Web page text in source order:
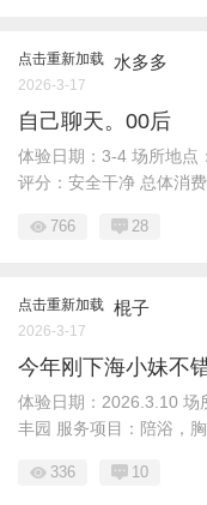
点击重新加载 水多多
2026-3-17
自己聊天。00后
体验日期：3-4 场所地点
评分：安全干净 总体消费
766 28
点击重新加载 棍子
2026-3-17
今年刚下海小妹不
体验日期：2026.3.10 场
丰园 服务项目：陪浴，胸
336 10